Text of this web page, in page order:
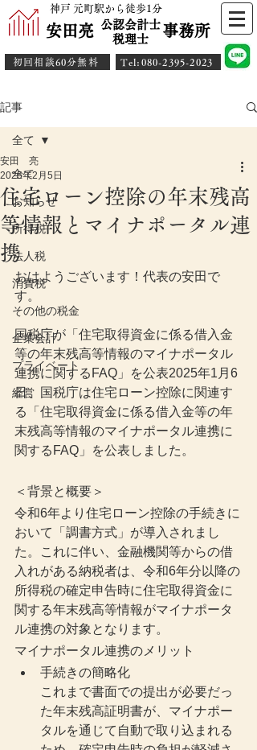
神戸 元町駅から徒歩1分
安田亮 事務所
公認会計士
​税理士
初回相談60分無料 ​Tel:080-2395-2023
記事
全て
お知らせ
所得税
法人税
消費税
その他の税金
企業会計
プライベート
経営
全て
住宅ローン控除の年末残高
等情報とマイナポータル連
携
安田 亮
2025年2月5日
おはようございます！代表の安田で
す。
国税庁が「住宅取得資金に係る借入金
等の年末残高等情報のマイナポータル
連携に関するFAQ」を公表2025年1月6
日、国税庁は住宅ローン控除に関連す
る「住宅取得資金に係る借入金等の年
末残高等情報のマイナポータル連携に
関するFAQ」を公表しました。
＜背景と概要＞
令和6年より住宅ローン控除の手続きに
おいて「調書方式」が導入されまし
た。これに伴い、金融機関等からの借
入れがある納税者は、令和6年分以降の
所得税の確定申告時に住宅取得資金に
関する年末残高等情報がマイナポータ
ル連携の対象となります。
マイナポータル連携のメリット
手続きの簡略化
これまで書面での提出が必要だっ
た年末残高証明書が、マイナポー
タルを通じて自動で取り込まれる